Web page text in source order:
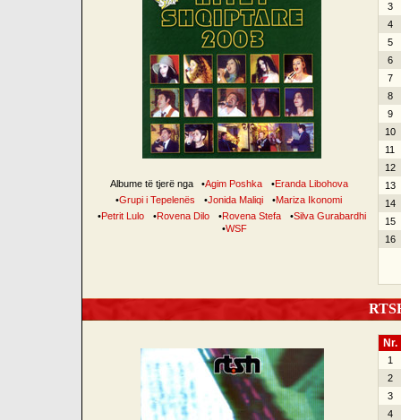
Albume të tjerë nga •Agim Poshka •Eranda Libohova
•Grupi i Tepelenës •Jonida Maliqi •Mariza Ikonomi
•Petrit Lulo •Rovena Dilo •Rovena Stefa •Silva Gurabardhi
•WSF
3
4
5
6
7
8
9
10
11
12
13
14
15
16
Nr.
1
2
3
4